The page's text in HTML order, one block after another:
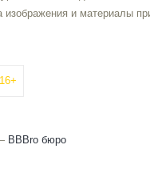
изображения и материалы
16+
BBBro бюро